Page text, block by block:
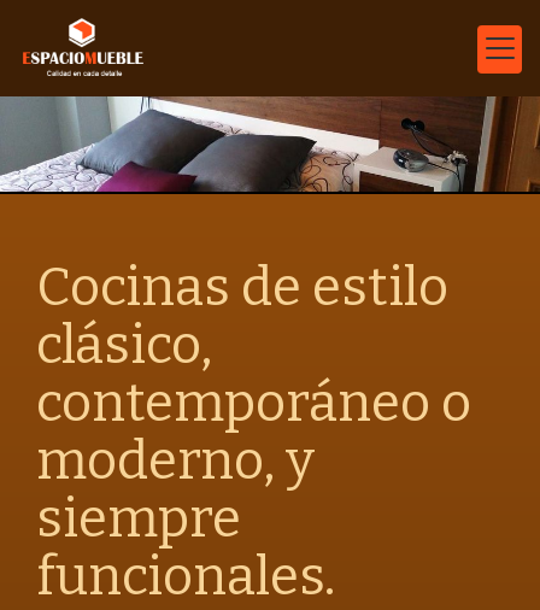
Cocinas de estilo
clásico,
contemporáneo o
moderno, y
siempre
funcionales.